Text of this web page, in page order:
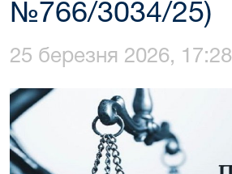
№766/3034/25)
25 березня 2026, 17:28